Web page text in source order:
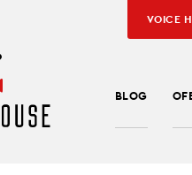
BLOG
VOICE